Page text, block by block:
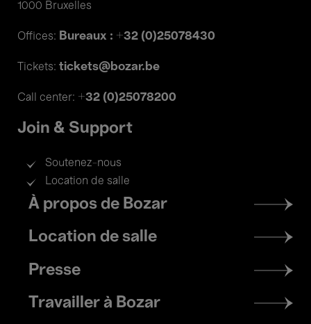
1000 Bruxelles
Offices: Bureaux : +32 (0)25078430
Tickets: tickets@bozar.be
Call center: +32 (0)25078200
Join & Support
Soutenez-nous
Location de salle
Footer
menu
À propos de Bozar
Location de salle
Presse
Travailler à Bozar